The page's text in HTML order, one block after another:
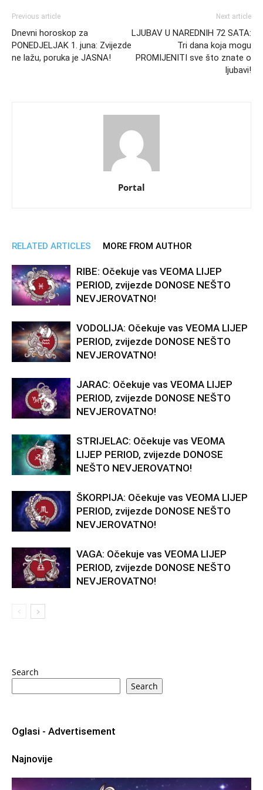
Previous article
Dnevni horoskop za
PONEDJELJAK 1. juna: Zvijezde
ne lažu, poruka je JASNA!
Next article
LJUBAV U NAREDNIH 72 SATA:
Tri dana koja mogu
PROMIJENITI sve što znate o
ljubavi!
Portal
RELATED ARTICLES MORE FROM AUTHOR
RIBE: Očekuje vas VEOMA LIJEP
PERIOD, zvijezde DONOSE NEŠTO
NEVJEROVATNO!
VODOLIJA: Očekuje vas VEOMA LIJEP
PERIOD, zvijezde DONOSE NEŠTO
NEVJEROVATNO!
JARAC: Očekuje vas VEOMA LIJEP
PERIOD, zvijezde DONOSE NEŠTO
NEVJEROVATNO!
STRIJELAC: Očekuje vas VEOMA
LIJEP PERIOD, zvijezde DONOSE
NEŠTO NEVJEROVATNO!
ŠKORPIJA: Očekuje vas VEOMA LIJEP
PERIOD, zvijezde DONOSE NEŠTO
NEVJEROVATNO!
VAGA: Očekuje vas VEOMA LIJEP
PERIOD, zvijezde DONOSE NEŠTO
NEVJEROVATNO!
Search
Search
Oglasi - Advertisement
Najnovije